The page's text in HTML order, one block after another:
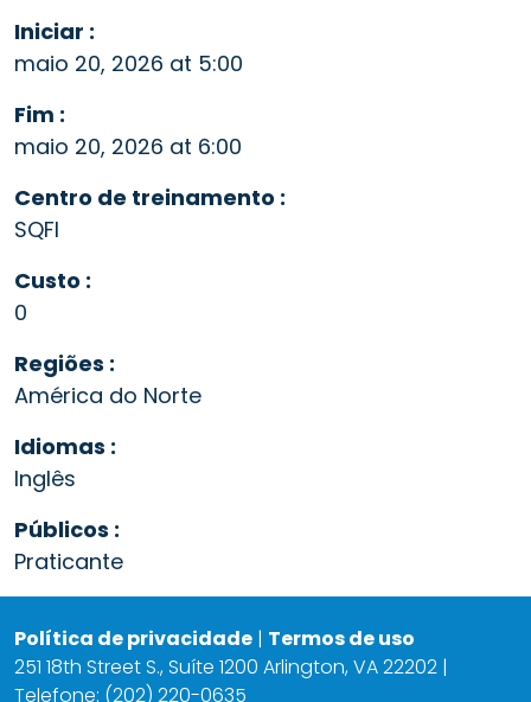
Iniciar :
maio 20, 2026 at 5:00
Fim :
maio 20, 2026 at 6:00
Centro de treinamento :
SQFI
Custo :
0
Regiões :
América do Norte
Idiomas :
Inglês
Públicos :
Praticante
Política de privacidade | Termos de uso
251 18th Street S., Suíte 1200 Arlington, VA 22202 |
Telefone: (202) 220-0635